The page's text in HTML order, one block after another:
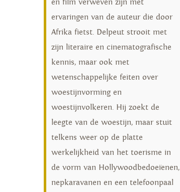
en film verweven zijn met
ervaringen van de auteur die door
Afrika fietst. Delpeut strooit met
zijn literaire en cinematografische
kennis, maar ook met
wetenschappelijke feiten over
woestijnvorming en
woestijnvolkeren. Hij zoekt de
leegte van de woestijn, maar stuit
telkens weer op de platte
werkelijkheid van het toerisme in
de vorm van Hollywoodbedoeïenen,
nepkaravanen en een telefoonpaal